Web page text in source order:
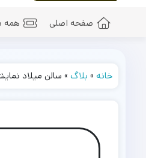
صفحه اصلی همه
سالن کنسرت سیتی سنتر
خانه» بلاگ» سالن میلاد